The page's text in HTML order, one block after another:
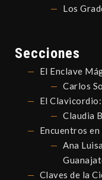
Los
Secciones
El Enclave
Carlos
El Clavicordio:
Claudia
Encuentros en
Ana
Claves de la